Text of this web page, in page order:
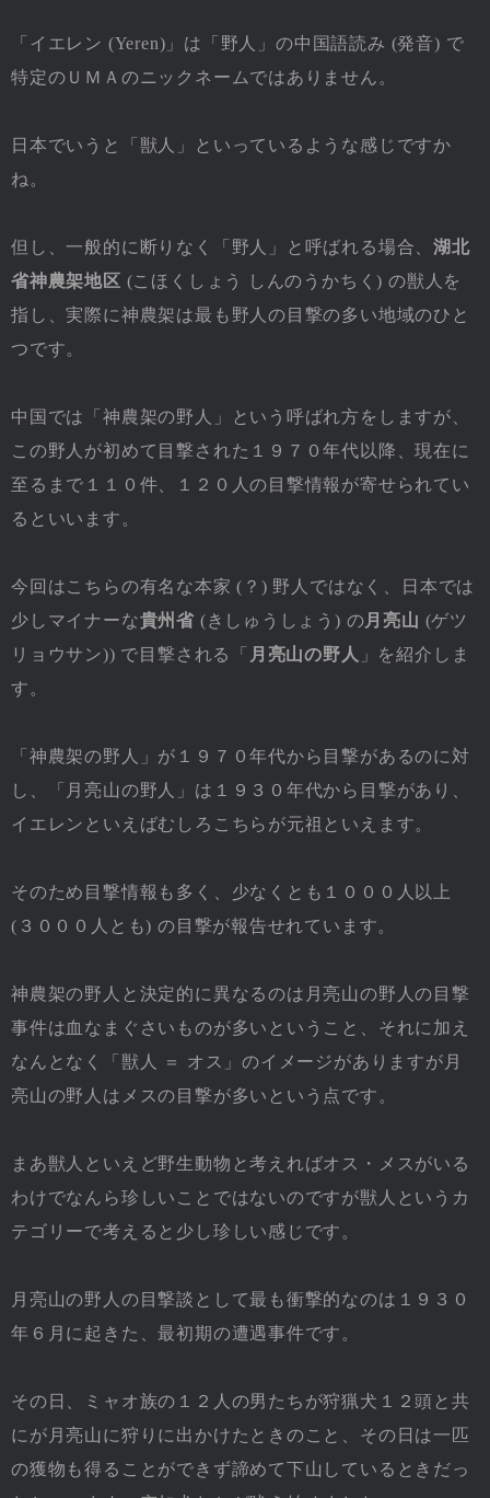
「イエレン (Yeren)」は「野人」の中国語読み (発音) で
特定のＵＭＡのニックネームではありません。
日本でいうと「獣人」といっているような感じですか
ね。
但し、一般的に断りなく「野人」と呼ばれる場合、湖北
省神農架地区 (こほくしょう しんのうかちく) の獣人を
指し、実際に神農架は最も野人の目撃の多い地域のひと
つです。
中国では「神農架の野人」という呼ばれ方をしますが、
この野人が初めて目撃された１９７０年代以降、現在に
至るまで１１０件、１２０人の目撃情報が寄せられてい
るといいます。
今回はこちらの有名な本家 (？) 野人ではなく、日本では
少しマイナーな貴州省(きしゅうしょう) の月亮山 (ゲツ
リョウサン)) で目撃される「 月亮山の野人 」を紹介しま
す。
「神農架の野人」が１９７０年代から目撃があるのに対
し、「月亮山の野人」は１９３０年代から目撃があり、
イエレンといえばむしろこちらが元祖といえます。
そのため目撃情報も多く、少なくとも１０００人以上
(３０００人とも) の目撃が報告せれています。
神農架の野人と決定的に異なるのは月亮山の野人の目撃
事件は血なまぐさいものが多いということ、それに加え
なんとなく「獣人 ＝ オス」のイメージがありますが月
亮山の野人はメスの目撃が多いという点です。
まあ獣人といえど野生動物と考えればオス・メスがいる
わけでなんら珍しいことではないのですが獣人というカ
テゴリーで考えると少し珍しい感じです。
月亮山の野人の目撃談として最も衝撃的なのは１９３０
年６月に起きた、最初期の遭遇事件です。
その日、ミャオ族の１２人の男たちが狩猟犬１２頭と共
にが月亮山に狩りに出かけたときのこと、その日は一匹
の獲物も得ることができず諦めて下山しているときだっ